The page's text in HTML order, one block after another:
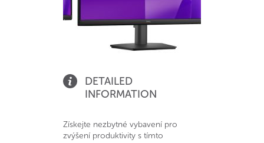
DETAILED
INFORMATION
Získejte nezbytné vybavení pro
zvýšení produktivity s tímto